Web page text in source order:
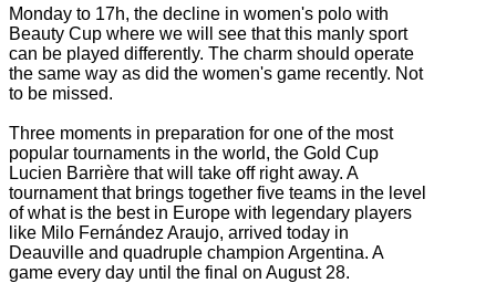
Monday to 17h, the decline in women's polo with
Beauty Cup where we will see that this manly sport
can be played differently. The charm should operate
the same way as did the women's game recently. Not
to be missed.
Three moments in preparation for one of the most
popular tournaments in the world, the Gold Cup
Lucien Barrière that will take off right away. A
tournament that brings together five teams in the level
of what is the best in Europe with legendary players
like Milo Fernández Araujo, arrived today in
Deauville and quadruple champion Argentina. A
game every day until the final on August 28.